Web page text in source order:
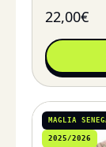
22,00€
MAGLIA
2025/2026